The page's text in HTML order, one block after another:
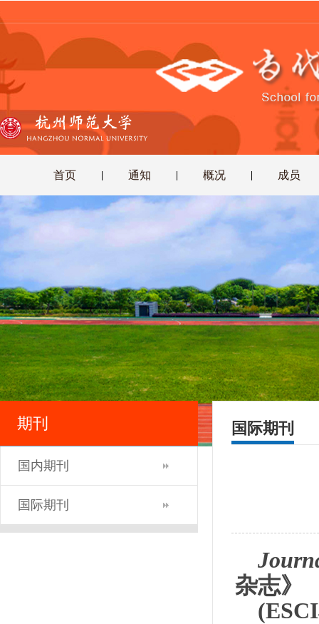
首页 通知 概况 成员
期刊
国内期刊
国际期刊
国际期刊
杂志》
(ESCI